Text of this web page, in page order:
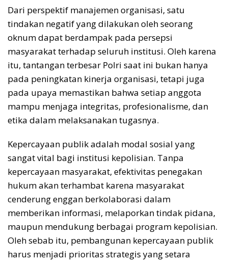
Dari perspektif manajemen organisasi, satu
tindakan negatif yang dilakukan oleh seorang
oknum dapat berdampak pada persepsi
masyarakat terhadap seluruh institusi. Oleh karena
itu, tantangan terbesar Polri saat ini bukan hanya
pada peningkatan kinerja organisasi, tetapi juga
pada upaya memastikan bahwa setiap anggota
mampu menjaga integritas, profesionalisme, dan
etika dalam melaksanakan tugasnya.
Kepercayaan publik adalah modal sosial yang
sangat vital bagi institusi kepolisian. Tanpa
kepercayaan masyarakat, efektivitas penegakan
hukum akan terhambat karena masyarakat
cenderung enggan berkolaborasi dalam
memberikan informasi, melaporkan tindak pidana,
maupun mendukung berbagai program kepolisian.
Oleh sebab itu, pembangunan kepercayaan publik
harus menjadi prioritas strategis yang setara